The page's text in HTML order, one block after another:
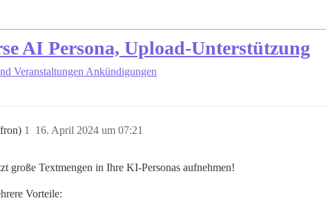
AI Persona, Upload-Unterstützung
Veranstaltungen Ankündigungen
16. April 2024 um 07:21
1
große Textmengen in Ihre KI-Personas aufnehmen!
Vorteile: